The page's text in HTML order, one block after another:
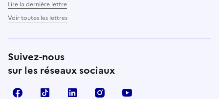
Lire la dernière lettre
Voir toutes les lettres
Suivez-nous
sur les réseaux sociaux
FacebookTikTok LinkedIn Instagram